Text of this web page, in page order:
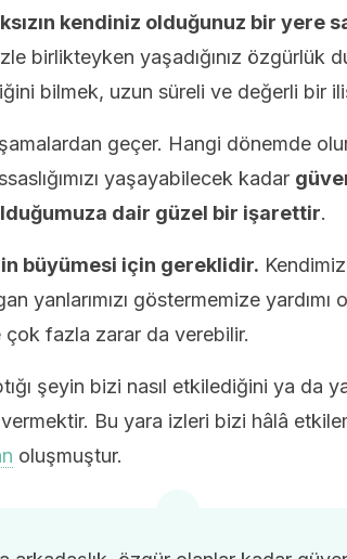
kendiniz olduğunuz bir yere
birlikteyken yaşadığınız özgürlük
bilmek, uzun süreli ve değerli bir
geçer. Hangi dönemde
yaşayabilecek kadar
dair güzel bir işarettir.
büyümesi için gereklidir.
yanlarımızı göstermemize
çok fazla zarar da verebilir.
şeyin bizi nasıl etkilediğini ya da
Bu yara izleri bizi hâlâ
oluşmuştur.